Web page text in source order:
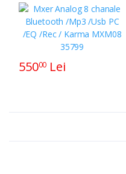
55000 Lei